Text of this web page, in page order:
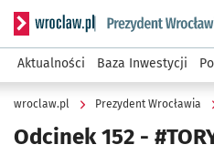
Serwis informacyjny
Aktualności Baza Inwestycji
wroclaw.pl Prezydent Wrocławia
Odcinek 152 -